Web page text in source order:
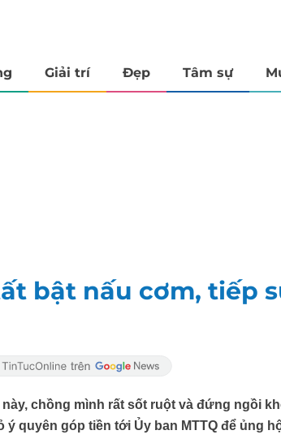
Giải trí Đẹp Tâm sự
bật nấu cơm, tiếp
chồng mình rất sốt ruột và đứng ngồi
quyên góp tiền tới Ủy ban MTTQ để ủng